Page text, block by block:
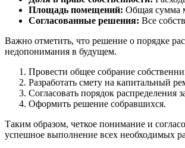
Площадь помещений: Общая сумма
Согласованные решения: Все
Важно отметить, что решение о порядке
недопонимания в будущем.
Провести общее собрание
Разработать смету на капитальный
Согласовать порядок распределения
Оформить решение собравшихся.
Таким образом, четкое понимание и
успешное выполнение всех необходимых